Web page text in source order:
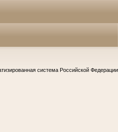
система Российской